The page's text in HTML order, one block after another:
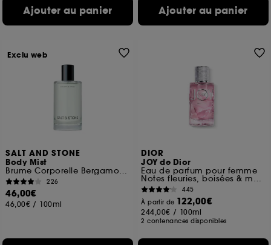
Ajouter au panier Ajouter au panier
SALT AND STONE
Body Mist
Brume Corporelle Bergamote et Hinoki
226
46,00€
46,00€ / 100ml
Exclu web
DIOR
JOY de Dior
Eau de parfum pour femme
Notes fleuries, boisées & musquées
445
À partir de 122,00€
244,00€ / 100ml
2 contenances disponibles